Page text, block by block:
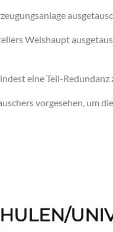
Weishaupt
eine Teil-
vorgesehen, um